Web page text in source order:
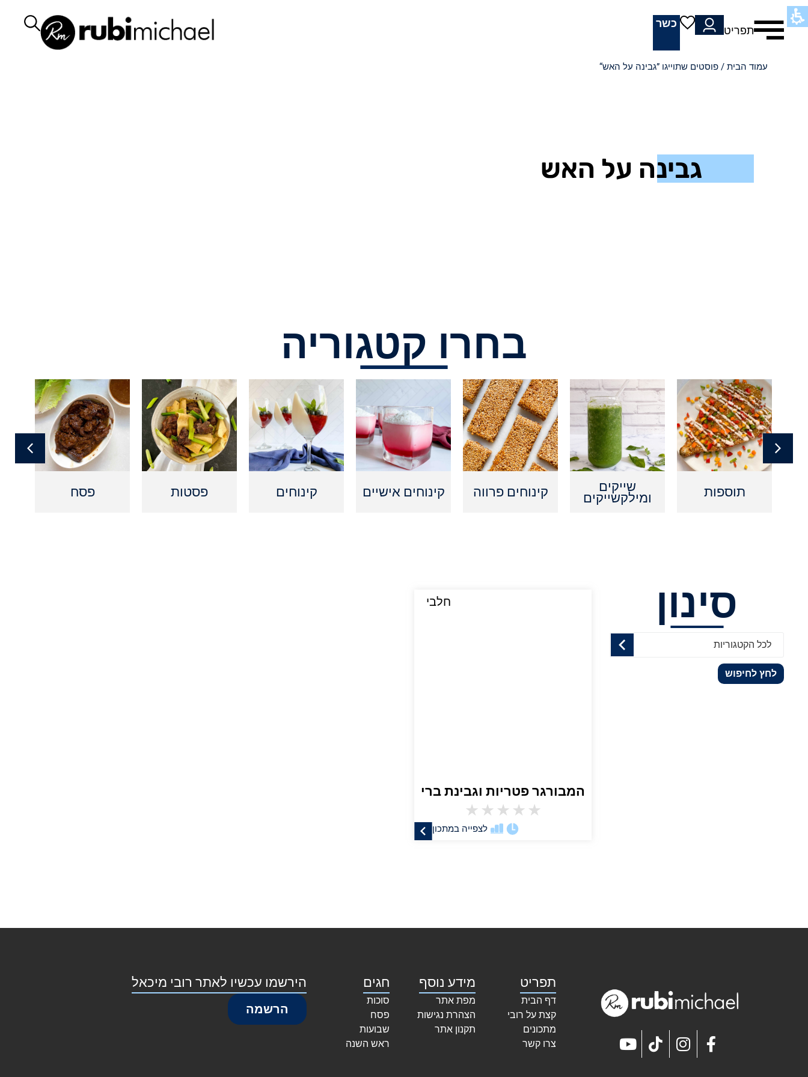
תפריט
כשר
עמוד הבית / פוסטים שתוייגו ”גבינה על האש“
גבינה על האש
בחרו קטגוריה
תוספות שייקים
ומילקשייקים קינוחים פרווה קינוחים אישיים קינוחים פסטות פסח
סינון
לכל הקטגוריות
לחץ לחיפוש
חלבי
המבורגר פטריות וגבינת ברי
★
★
★
★
★
לצפייה במתכון
תפריט
דף הבית
קצת על רובי
מתכונים
צרו קשר
מידע נוסף
מפת אתר
הצהרת נגישות
תקנון אתר
חגים
סוכות
פסח
שבועות
ראש השנה
הירשמו עכשיו לאתר רובי מיכאל
הרשמה